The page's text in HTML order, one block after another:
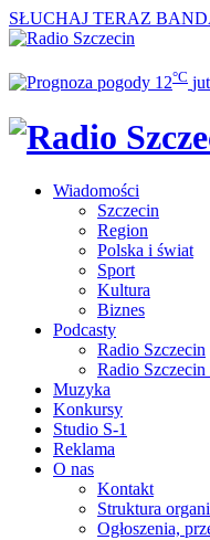
SŁUCHAJ TERAZ
12°C
Wiadomości
Szczecin
Region
Polska i świat
Sport
Kultura
Biznes
Podcasty
Radio Szczecin
Radio Szczecin
Muzyka
Konkursy
Studio S-1
Reklama
O nas
Kontakt
Struktura
Ogłoszenia,